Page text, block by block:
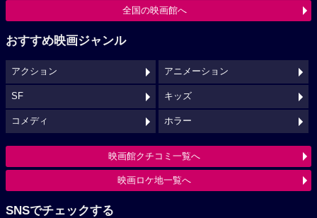
全国の映画館へ
おすすめ映画ジャンル
アクション アニメーション
SF キッズ
コメディ ホラー
映画館クチコミ一覧へ
映画ロケ地一覧へ
SNSでチェックする